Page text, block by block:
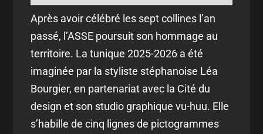
Après avoir célébré les sept collines l’an
passé, l’ASSE poursuit son hommage au
territoire. La tunique 2025-2026 a été
imaginée par la styliste stéphanoise Léa
Bourgier, en partenariat avec la Cité du
design et son studio graphique vu-huu. Elle
s’habille de cinq lignes de pictogrammes